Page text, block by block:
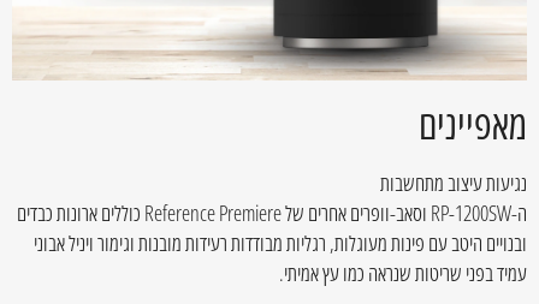
מאפיינים
נגיעות עיצוב מתחשבות
ה-RP-1200SW וסאב-וופרים אחרים של Reference Premiere כוללים ארונות כבדים
ובנויים היטב עם פינות מעוגלות, רגליות מבודדות רעידות מובנות וגימור ויניל אבוני
עמיד בפני שריטות שנראה כמו עץ אמיתי.